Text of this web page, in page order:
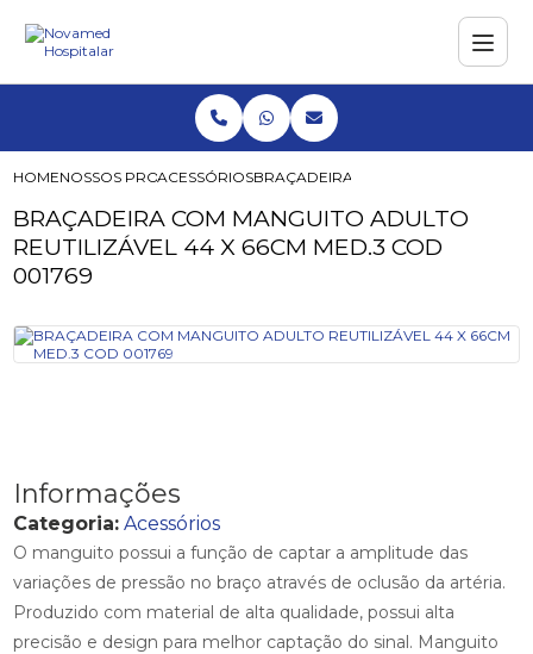
HOMENOSSOS PRODUTOS
ACESSÓRIOSBRAÇADEIRA COM MANGUITO
BRAÇADEIRA COM MANGUITO ADULTO
REUTILIZÁVEL 44 X 66CM MED.3 COD
001769
Informações
Categoria: Acessórios
O manguito possui a função de captar a amplitude das
variações de pressão no braço através de oclusão da artéria.
Produzido com material de alta qualidade, possui alta
precisão e design para melhor captação do sinal. Manguito